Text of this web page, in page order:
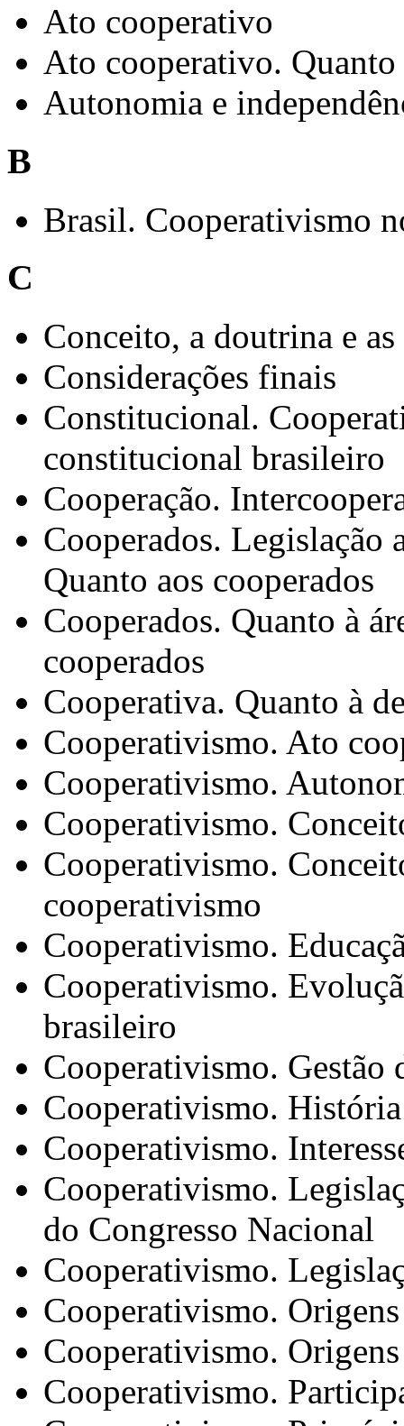
Ato cooperativo
Ato cooperativo.
Autonomia e
B
Brasil. Cooperativismo
C
Conceito, a doutrina e
Considerações finais
Constitucional.
constitucional brasileiro
Cooperação.
Cooperados. Legislação
Quanto aos cooperados
Cooperados. Quanto à
cooperados
Cooperativa. Quanto à
Cooperativismo. Ato
Cooperativismo.
Cooperativismo.
Cooperativismo.
cooperativismo
Cooperativismo.
Cooperativismo.
brasileiro
Cooperativismo. Gestão
Cooperativismo.
Cooperativismo.
Cooperativismo.
do Congresso Nacional
Cooperativismo.
Cooperativismo.
Cooperativismo.
Cooperativismo.